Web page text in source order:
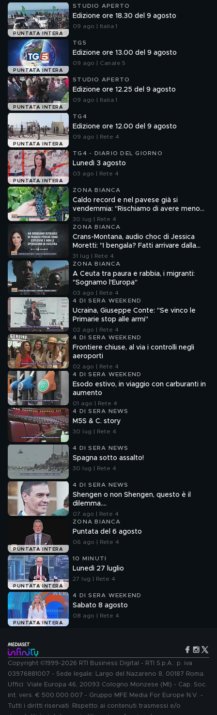
PUNTATA INTERA
STUDIO APERTO
Edizione ore 18.30 del 9 agosto
09 ago | Italia 1
PUNTATA INTERA
TG5
Edizione ore 13.00 del 9 agosto
09 ago | Canale 5
PUNTATA INTERA
STUDIO APERTO
Edizione ore 12.25 del 9 agosto
09 ago | Italia 1
PUNTATA INTERA
TG4
Edizione ore 12.00 del 9 agosto
09 ago | Rete 4
PUNTATA INTERA
TG4 - DIARIO DEL GIORNO
Lunedì 3 agosto
03 ago | Rete 4
ZONA BIANCA
Caldo record e nel pavese già si
vendemmia: "Rischiamo di avere meno
vino"
30 lug | Rete 4
ZONA BIANCA
Crans-Montana, audio choc di Jessica
Moretti: "I bengala? Fatti arrivare dalla
Francia"
31 lug | Rete 4
ZONA BIANCA
A Ceuta tra paura e rabbia, i migranti:
"Sognamo l'Europa"
03 ago | Rete 4
4 DI SERA WEEKEND
Ucraina, Giuseppe Conte: "Se vinco le
Primarie stop alle armi"
02 ago | Rete 4
4 DI SERA WEEKEND
Frontiere chiuse, al via i controlli negli
aeroporti
02 ago | Rete 4
4 DI SERA WEEKEND
Esodo estivo, in viaggio con carburanti in
aumento
01 ago | Rete 4
4 DI SERA NEWS
M5S & C. story
30 lug | Rete 4
4 DI SERA NEWS
Spagna sotto assalto!
30 lug | Rete 4
4 DI SERA NEWS
Shengen o non Shengen, questo è il
dilemma....
07 ago | Rete 4
PUNTATA INTERA
ZONA BIANCA
Puntata del 6 agosto
06 ago | Rete 4
PUNTATA INTERA
10 MINUTI
Lunedì 27 luglio
27 lug | Rete 4
PUNTATA INTERA
4 DI SERA WEEKEND
Sabato 8 agosto
08 ago | Rete 4
Copyright ©1999-2026 RTI Business Digital - RTI S.p.A.: p. iva
03976881007 - Sede legale: Largo del Nazareno 8, 00187 Roma.
Uffici: Viale Europa 46, 20093 Cologno Monzese (MI) - Cap. Soc.
int. vers. € 500.000.007 - Gruppo MFE Media For Europe N.V. -
Tutti i diritti riservati. Rispetto ai contenuti trasmessi e/o